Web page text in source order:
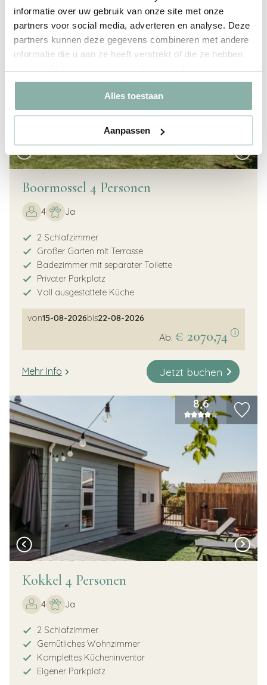
informatie over uw gebruik van onze site met onze
partners voor social media, adverteren en analyse. Deze
partners kunnen deze gegevens combineren met andere
informatie die u aan ze heeft verstrekt of die ze hebben
Alles toestaan
Aanpassen
8,1
Boormossel 4 Personen
4 Ja
2 Schlafzimmer
Großer Garten mit Terrasse
Badezimmer mit separater Toilette
Privater Parkplatz
Voll ausgestattete Küche
von15-08-2026bis22-08-2026
Ab: € 2070,74 i
Mehr Info Jetzt buchen
8,6
Kokkel 4 Personen
4 Ja
2 Schlafzimmer
Gemütliches Wohnzimmer
Komplettes Kücheninventar
Eigener Parkplatz